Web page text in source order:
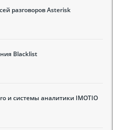
разговоров Asterisk
Blacklist
и системы аналитики IMOTIO